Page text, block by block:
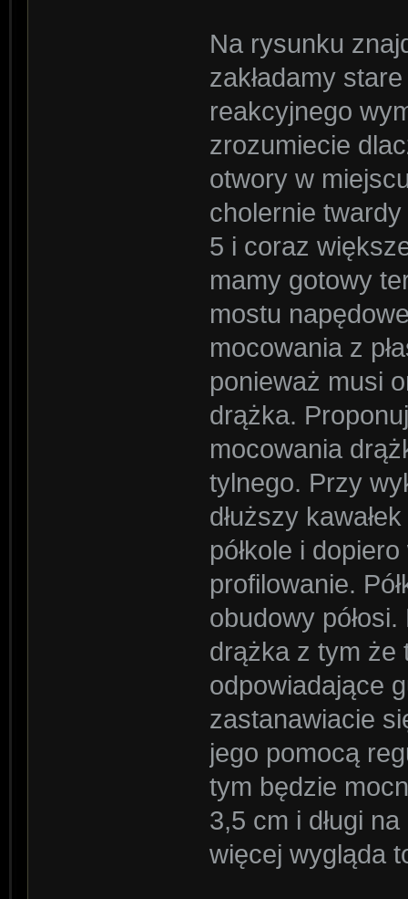
Na rysunku
zakładamy
reakcyjnego
zrozumiecie
otwory w
cholernie
5 i coraz
mamy gotowy
mostu
mocowania z
ponieważ musi
drążka.
mocowania
tylnego. Przy
dłuższy
półkole i
profilowanie.
obudowy
drążka z tym że
odpowiadające
zastanawiacie
jego pomocą
tym będzie
3,5 cm i długi
więcej wygląda